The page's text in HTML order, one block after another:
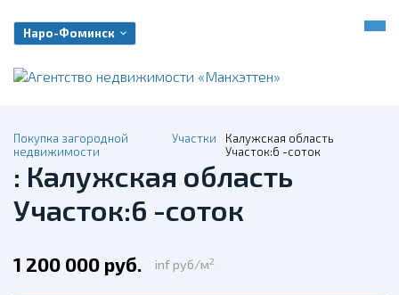
Наро-Фоминск
Покупка загородной
недвижимости
Участки
Калужская область
Участок:6 -соток
: Калужская область
Участок:6 -соток
1 200 000 руб. inf руб/м2